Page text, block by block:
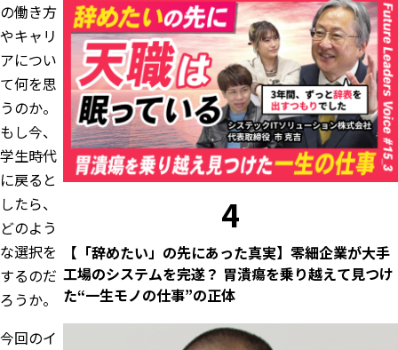
の働き方
やキャリ
アについ
て何を思
うのか。
もし今、
学生時代
に戻ると
したら、
どのよう
な選択を
するのだ
ろうか。
今回のイ
4
【「辞めたい」の先にあった真実】零細企業が大手
工場のシステムを完遂？ 胃潰瘍を乗り越えて見つけ
た“一生モノの仕事”の正体